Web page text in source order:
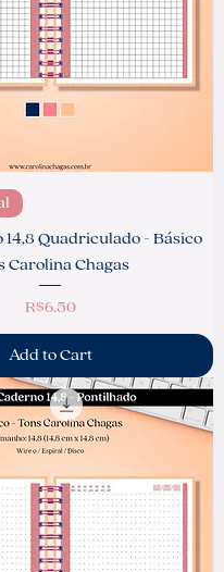
Quadriculado - Básico
Carolina Chagas
Price
R$6.50
Add to Cart